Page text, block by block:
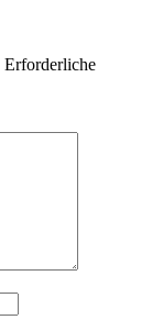
Erforderliche